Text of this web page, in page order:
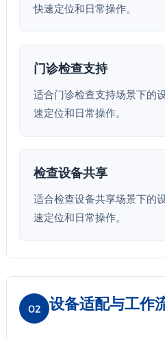
快速定位和日常操作。
门诊检查支持
适合门诊检查支持场景下的
速定位和日常操作。
检查设备共享
适合检查设备共享场景下的
速定位和日常操作。
02 设备适配与工作